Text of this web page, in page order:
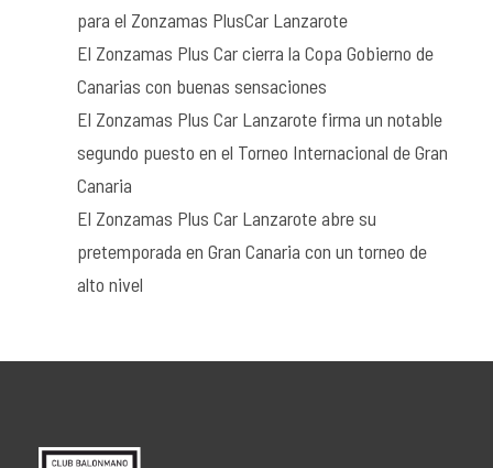
para el Zonzamas PlusCar Lanzarote
El Zonzamas Plus Car cierra la Copa Gobierno de
Canarias con buenas sensaciones
El Zonzamas Plus Car Lanzarote firma un notable
segundo puesto en el Torneo Internacional de Gran
Canaria
El Zonzamas Plus Car Lanzarote abre su
pretemporada en Gran Canaria con un torneo de
alto nivel